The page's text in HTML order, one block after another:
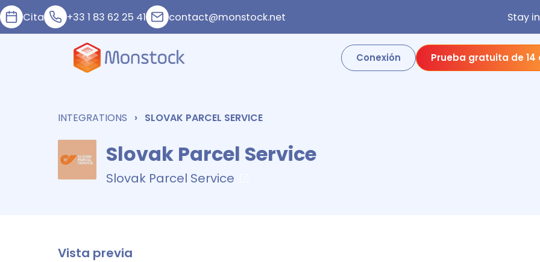
Cita +33 1 83 62 25 41 contact@monstock.net Stay
Conexión Prueba gratuita de 14
INTEGRATIONS SLOVAK PARCEL SERVICE
Slovak Parcel Service
Slovak Parcel Service
Vista previa